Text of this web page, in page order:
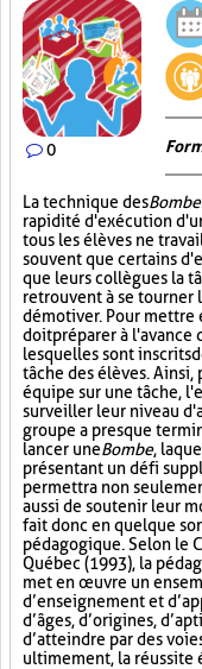
0
La technique des
rapidité d'exécution
tous les élèves ne
souvent que certains
que leurs collègues la
retrouvent à se tourner
démotiver. Pour
doit préparer à
lesquelles sont inscrits
tâche des élèves.
équipe sur une tâche,
surveiller leur niveau
groupe a presque
lancer uneBombe,
présentant un défi
permettra non
aussi de soutenir leur
fait donc en quelque
pédagogique. Selon le
Québec (1993), la
met en œuvre un
d’enseignement et
d’âges, d’origines,
d’atteindre par des
ultimement, la réussite